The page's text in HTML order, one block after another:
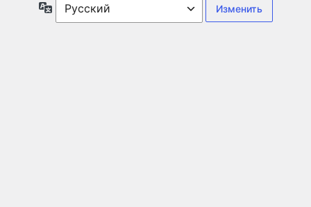
Язык